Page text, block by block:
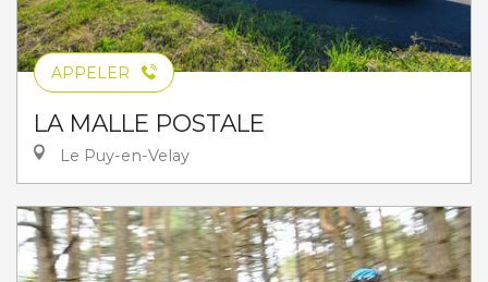
APPELER
LA MALLE POSTALE
Le Puy-en-Velay